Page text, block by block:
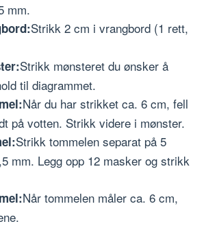
mm.
Strikk 2 cm i vrangbord (1 rett,
Strikk mønsteret du ønsker å
til diagrammet.
Når du har strikket ca. 6 cm, fell
på votten. Strikk videre i mønster.
Strikk tommelen separat på 5
mm. Legg opp 12 masker og strikk
Når tommelen måler ca. 6 cm,